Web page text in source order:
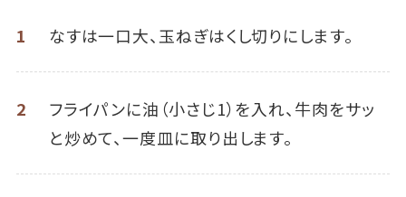
1 なすは一口大、玉ねぎはくし切りにします。
2
フライパンに油（小さじ1）を入れ、牛肉をサッ
と炒めて、一度皿に取り出します。